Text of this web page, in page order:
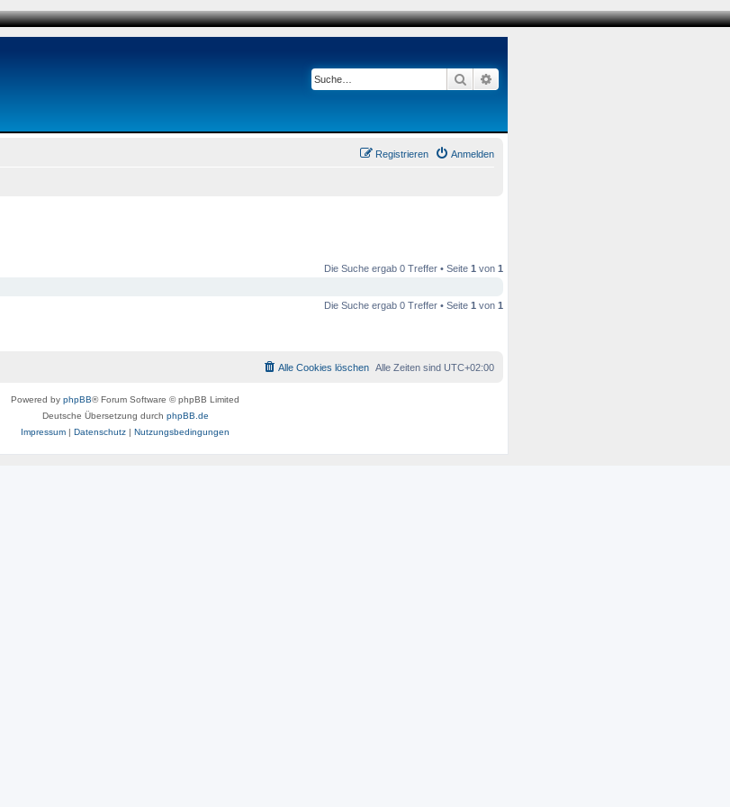
Suche
Anmelden
Registrieren
Die Suche ergab 0 Treffer • Seite 1 von 1
Die Suche ergab 0 Treffer • Seite 1 von 1
Alle Zeiten sind UTC+02:00
Alle Cookies löschen
Powered by phpBB® Forum Software © phpBB Limited
Deutsche Übersetzung durch phpBB.de
Impressum | Datenschutz | Nutzungsbedingungen